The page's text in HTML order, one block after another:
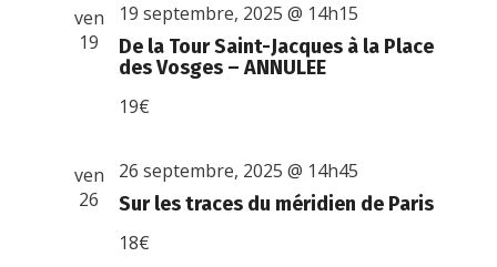
ven
19
De la Tour Saint-Jacques à la Place
des Vosges – ANNULEE
19 septembre, 2025 @ 14h15
19€
ven
26
Sur les traces du méridien de Paris
26 septembre, 2025 @ 14h45
18€